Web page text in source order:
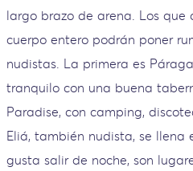
largo brazo de arena. Los que
cuerpo entero podrán poner
nudistas. La primera es
tranquilo con una buena
Paradise, con camping,
Eliá, también nudista, se
gusta salir de noche, son